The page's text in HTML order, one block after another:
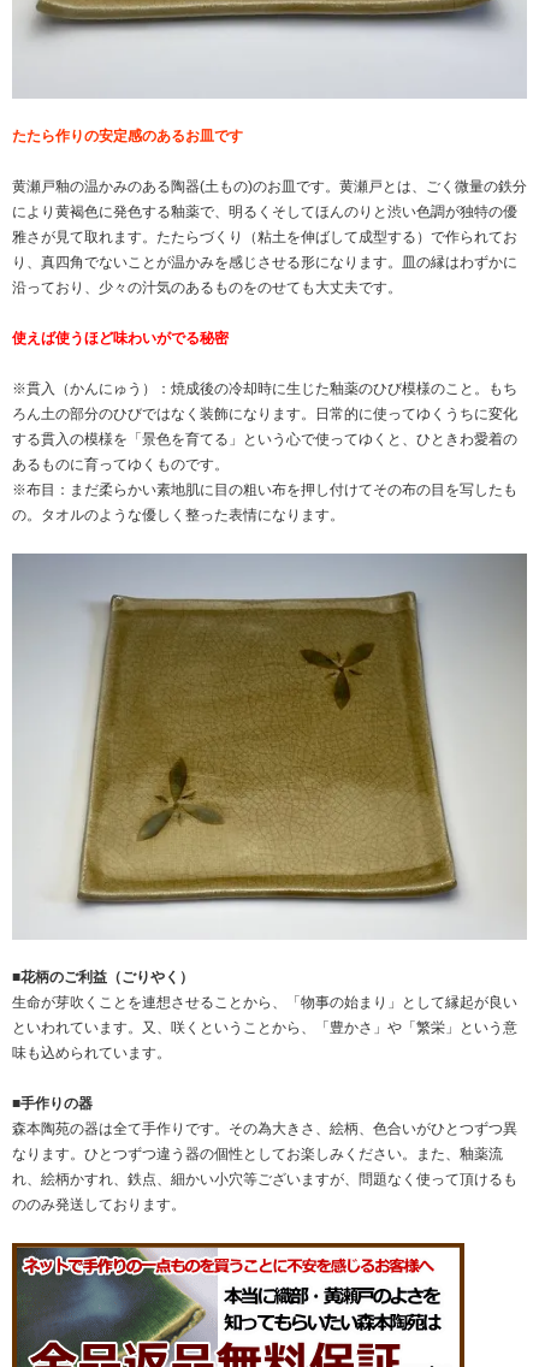
たたら作りの安定感のあるお皿です
黄瀬戸釉の温かみのある陶器(土もの)のお皿です。黄瀬戸とは、ごく微量の鉄分
により黄褐色に発色する釉薬で、明るくそしてほんのりと渋い色調が独特の優
雅さが見て取れます。たたらづくり（粘土を伸ばして成型する）で作られてお
り、真四角でないことが温かみを感じさせる形になります。皿の縁はわずかに
沿っており、少々の汁気のあるものをのせても大丈夫です。
使えば使うほど味わいがでる秘密
※貫入（かんにゅう）：焼成後の冷却時に生じた釉薬のひび模様のこと。もち
ろん土の部分のひびではなく装飾になります。日常的に使ってゆくうちに変化
する貫入の模様を「景色を育てる」という心で使ってゆくと、ひときわ愛着の
あるものに育ってゆくものです。
※布目：まだ柔らかい素地肌に目の粗い布を押し付けてその布の目を写したも
の。タオルのような優しく整った表情になります。
■花柄のご利益（ごりやく）
生命が芽吹くことを連想させることから、「物事の始まり」として縁起が良い
といわれています。又、咲くということから、「豊かさ」や「繁栄」という意
味も込められています。
■手作りの器
森本陶苑の器は全て手作りです。その為大きさ、絵柄、色合いがひとつずつ異
なります。ひとつずつ違う器の個性としてお楽しみください。また、釉薬流
れ、絵柄かすれ、鉄点、細かい小穴等ございますが、問題なく使って頂けるも
ののみ発送しております。